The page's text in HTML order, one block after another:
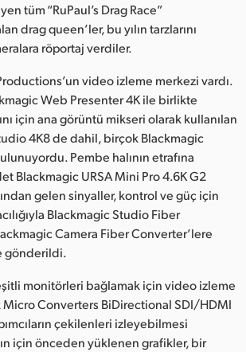
tüm “RuPaul’s Drag Race”
drag queen’ler, bu yılın tarzlarını
röportaj verdiler.
video izleme merkezi vardı.
Web Presenter 4K ile birlikte
için ana görüntü mikseri olarak kullanılan
4K8 de dahil, birçok Blackmagic
Pembe halının etrafına
Blackmagic URSA Mini Pro 4.6K G2
gelen sinyaller, kontrol ve güç için
Blackmagic Studio Fiber
Camera Fiber Converter’lere
gönderildi.
monitörleri bağlamak için video izleme
Converters BiDirectional SDI/HDMI
çekilenleri izleyebilmesi
için önceden yüklenen grafikler, bir